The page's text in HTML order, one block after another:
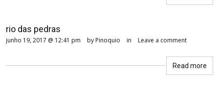
rio das pedras
junho 19, 2017 @ 12:41 pm by Pinoquio in Leave a comment
Read more